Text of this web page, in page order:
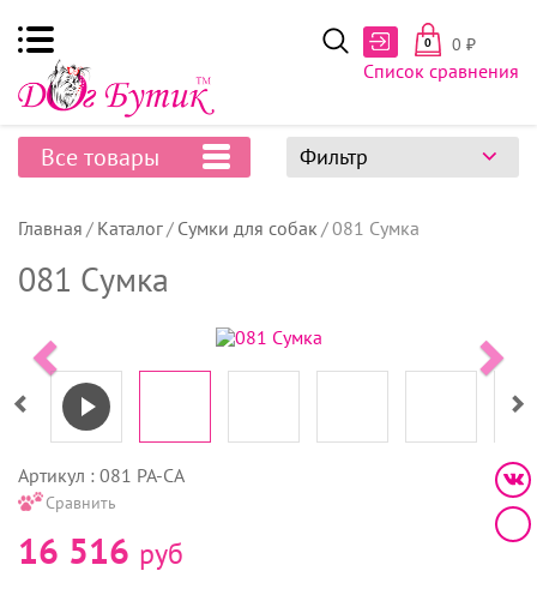
0 0 ₽
Список сравнения
Все товары Фильтр
Главная Каталог Сумки для собак 081 Сумка
081 Сумка
Артикул : 081 PA-CA
Сравнить
16 516 руб